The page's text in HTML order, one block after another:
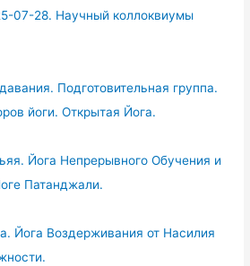
07-28. Научный коллоквиумы
Подготовительная группа.
йоги. Открытая Йога.
Йога Непрерывного Обучения и
Патанджали.
Йога Воздерживания от Насилия